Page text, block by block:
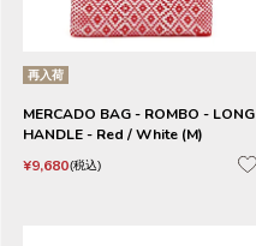
再入荷
MERCADO BAG - ROMBO - LONG
HANDLE - Red / White (M)
¥9,680 税込